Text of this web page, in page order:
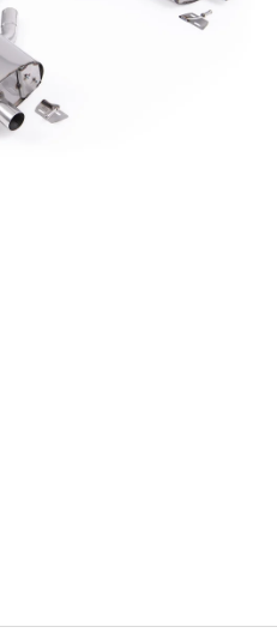
NGK ČERVENÝ
2.0TFSI 2.0TSI